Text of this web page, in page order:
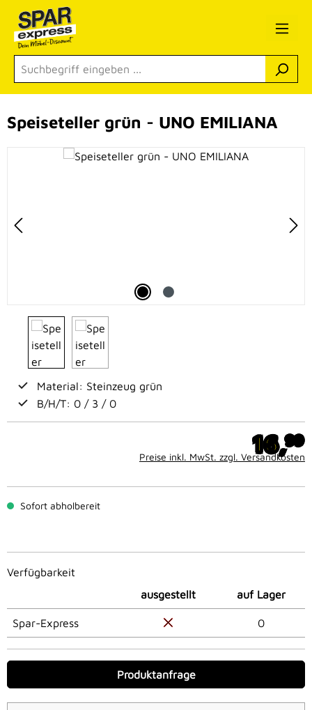
Zum Hauptinhalt springen
Bildergalerie überspringen
Speiseteller grün - UNO EMILIANA
Material: Steinzeug grün
B/H/T: 0 / 3 / 0
16,99
Preise inkl. MwSt. zzgl. Versandkosten
Sofort abholbereit
Verfügbarkeit
ausgestellt
auf Lager
Spar-Express 0
Produktanfrage